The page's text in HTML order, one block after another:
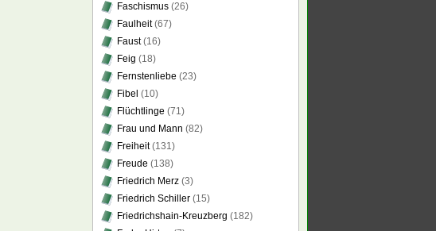
Faschismus (26)
Faulheit(67)
Faust(16)
Feig (18)
Fernstenliebe (23)
Fibel (10)
Flüchtlinge (71)
Frau und Mann (82)
Freiheit(131)
Freude (138)
Friedrich Merz (3)
Friedrich Schiller (15)
Friedrichshain-Kreuzberg (182)